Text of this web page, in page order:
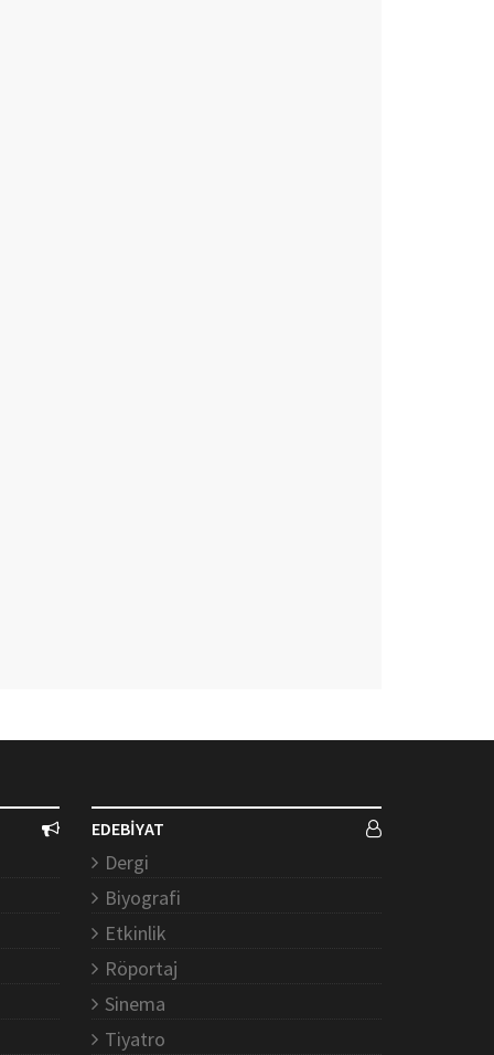
EDEBİYAT
Dergi
Biyografi
Etkinlik
Röportaj
Sinema
Tiyatro